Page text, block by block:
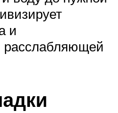
и
расслабляющей